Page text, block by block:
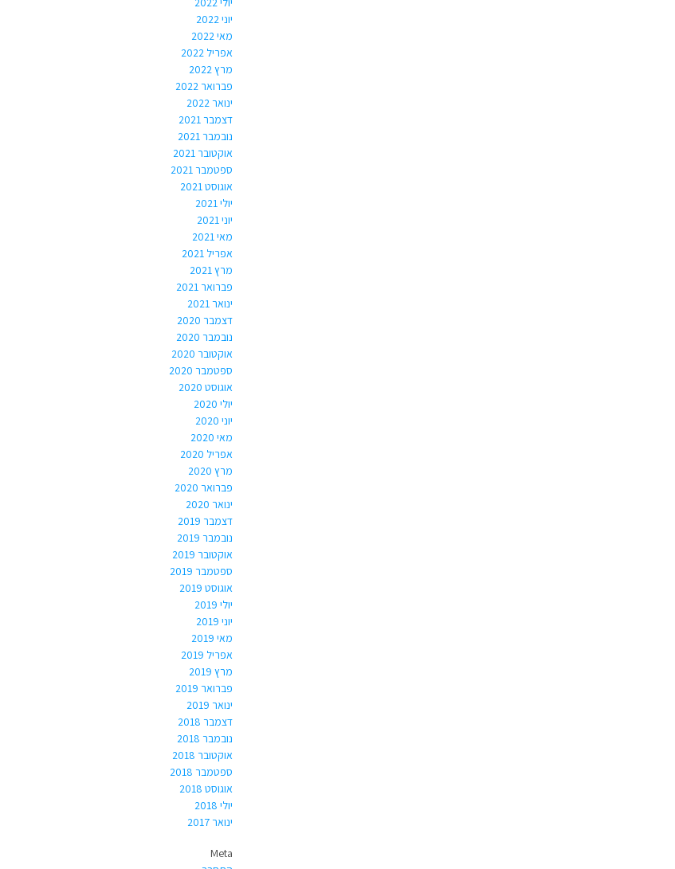
יוני 2022
מאי 2022
אפריל 2022
מרץ 2022
פברואר 2022
ינואר 2022
דצמבר 2021
נובמבר 2021
אוקטובר 2021
ספטמבר 2021
אוגוסט 2021
יולי 2021
יוני 2021
מאי 2021
אפריל 2021
מרץ 2021
פברואר 2021
ינואר 2021
דצמבר 2020
נובמבר 2020
אוקטובר 2020
ספטמבר 2020
אוגוסט 2020
יולי 2020
יוני 2020
מאי 2020
אפריל 2020
מרץ 2020
פברואר 2020
ינואר 2020
דצמבר 2019
נובמבר 2019
אוקטובר 2019
ספטמבר 2019
אוגוסט 2019
יולי 2019
יוני 2019
מאי 2019
אפריל 2019
מרץ 2019
פברואר 2019
ינואר 2019
דצמבר 2018
נובמבר 2018
אוקטובר 2018
ספטמבר 2018
אוגוסט 2018
יולי 2018
ינואר 2017
Meta